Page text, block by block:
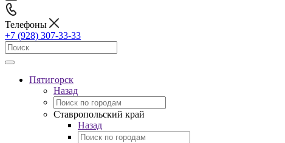
Телефоны
+7 (928) 307-33-33
Пятигорск
Назад
Ставропольский край
Назад